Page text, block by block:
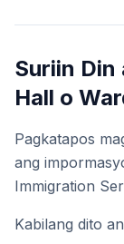
Suriin
Hall o
Pagkatapos
ang
Immigration
Kabilang dito